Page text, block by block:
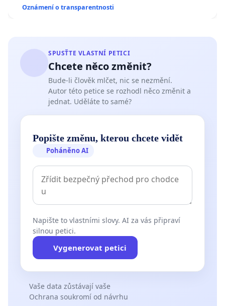
Oznámení o transparentnosti
SPUSŤTE VLASTNÍ PETICI
Chcete něco změnit?
Bude-li člověk mlčet, nic se nezmění.
Autor této petice se rozhodl něco změnit a
jednat. Uděláte to samé?
Popište změnu, kterou chcete vidět
Poháněno AI
Napište to vlastními slovy. AI za vás připraví
silnou petici.
Vygenerovat petici
Vaše data zůstávají vaše
Ochrana soukromí od návrhu